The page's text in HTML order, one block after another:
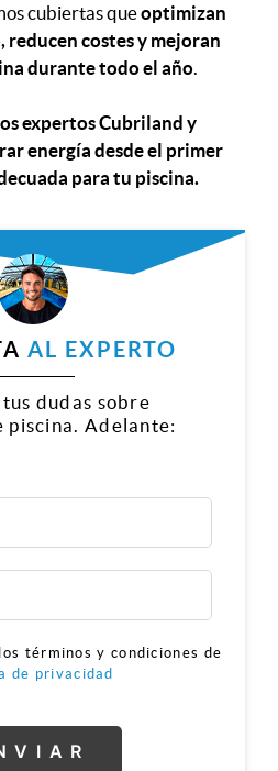
cubiertas queoptimizan
costes y mejoran
durante todo el año
expertos Cubriland y
energía desde el primer
para tu piscina.
AL EXPERTO
dudas sobre
piscina. Adelante:
términos y condiciones de
de privacidad